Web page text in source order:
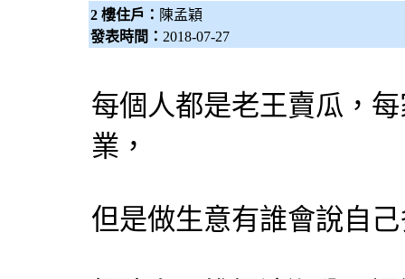
2 樓住戶： 陳孟穎
發表時間： 2018-07-27
每個人都是老王賣瓜，
業，
但是做生意有誰會說自